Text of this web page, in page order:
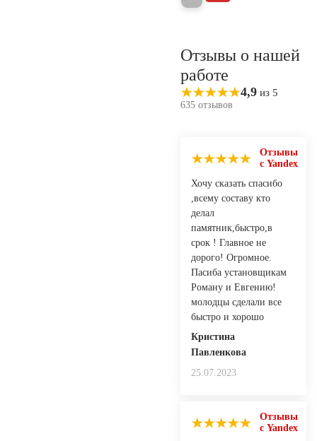
Отзывы о нашей
работе
4,9 из 5
635 отзывов
Отзывы
с Yandex
Хочу сказать спасибо
,всему составу кто
делал
памятник,быстро,в
срок ! Главное не
дорого! Огромное.
Пасиба установщикам
Роману и Евгению!
молодцы сделали все
быстро и хорошо
Кристина
Павленкова
25.07.2023
Отзывы
с Yandex